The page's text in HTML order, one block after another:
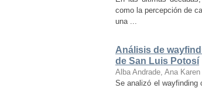
como la percepción de
una ...
Análisis de
de San Luis Potosí
Alba Andrade, Ana Karen
Se analizó el